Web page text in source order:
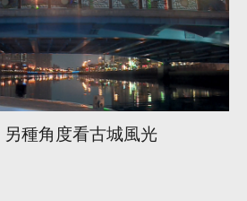
種角度看古城風光